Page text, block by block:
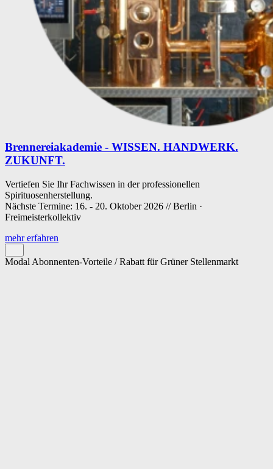
Brennereiakademie - WISSEN. HANDWERK.
ZUKUNFT.
Vertiefen Sie Ihr Fachwissen in der professionellen
Spirituosenherstellung.
Nächste Termine: 16. - 20. Oktober 2026 // Berlin ·
Freimeisterkollektiv
mehr erfahren
Modal Abonnenten-Vorteile / Rabatt für Grüner Stellenmarkt